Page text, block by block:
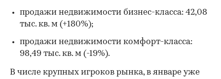
продажи недвижимости бизнес-класса: 42,08
тыс. кв. м (+180%);
продажи недвижимости комфорт-класса:
98,49 тыс. кв. м (-19%).
В числе крупных игроков рынка, в январе уже